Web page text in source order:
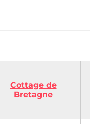
Cottage de
Bretagne